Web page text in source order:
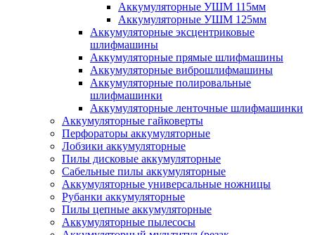
Аккумуляторные УШМ 115мм
Аккумуляторные УШМ 125мм
Аккумуляторные эксцентриковые
шлифмашины
Аккумуляторные прямые шлифмашины
Аккумуляторные виброшлифмашины
Аккумуляторные полировальные
шлифмашинки
Аккумуляторные ленточные шлифмашинки
Аккумуляторные гайковерты
Перфораторы аккумуляторные
Лобзики аккумуляторные
Пилы дисковые аккумуляторные
Сабельные пилы аккумуляторные
Аккумуляторные универсальные ножницы
Рубанки аккумуляторные
Пилы цепные аккумуляторные
Аккумуляторные пылесосы